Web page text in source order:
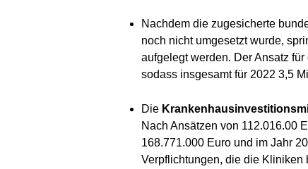
Nachdem die zugesicherte
noch nicht umgesetzt wurde,
aufgelegt werden. Der Ansatz
sodass insgesamt für 2022 3,5
Die
Nach Ansätzen von 112.016.00
168.771.000 Euro und im Jahr
Verpflichtungen, die die Kliniken